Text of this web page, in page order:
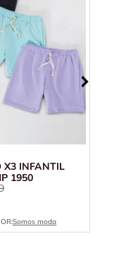
X3 INFANTIL
1950
Somos moda